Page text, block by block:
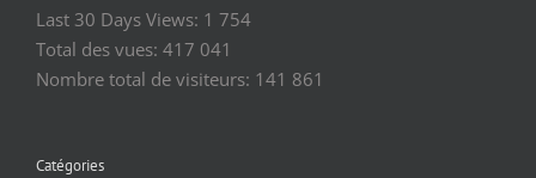
Last 30 Days Views: 1 754
Total des vues: 417 041
Nombre total de visiteurs: 141 861
Catégories